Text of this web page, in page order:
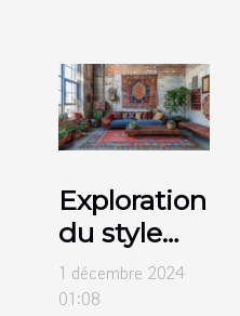
Exploration
du style
bohème :
origines et
1 décembre 2024
01:08